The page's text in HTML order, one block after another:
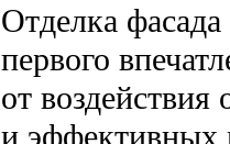
Отделка
первого
от
и эффективных